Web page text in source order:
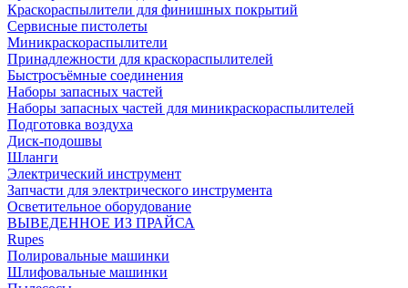
Краскораспылители для финишных покрытий
Сервисные пистолеты
Миникраскораспылители
Принадлежности для краскораспылителей
Быстросъёмные соединения
Наборы запасных частей
Наборы запасных частей для миникраскораспылителей
Подготовка воздуха
Диск-подошвы
Шланги
Электрический инструмент
Запчасти для электрического инструмента
Осветительное оборудование
ВЫВЕДЕННОЕ ИЗ ПРАЙСА
Rupes
Полировальные машинки
Шлифовальные машинки